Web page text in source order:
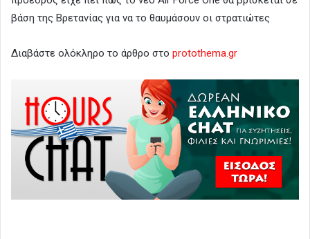
βάση της Βρετανίας για να το θαυμάσουν οι στρατιώτες
Διαβάστε ολόκληρο το άρθρο στο protothema.gr